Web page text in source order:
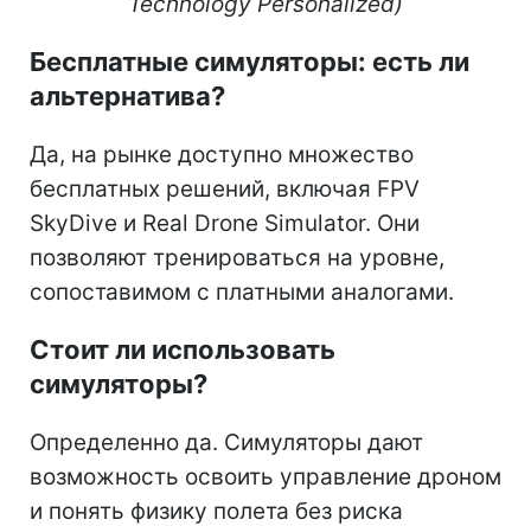
Бесплатные симуляторы: есть ли
альтернатива?
Да, на рынке доступно множество
бесплатных решений, включая FPV
SkyDive и Real Drone Simulator. Они
позволяют тренироваться на уровне,
сопоставимом с платными аналогами.
Стоит ли использовать
симуляторы?
Определенно да. Симуляторы дают
возможность освоить управление дроном
и понять физику полета без риска